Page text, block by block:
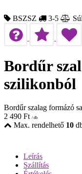
BSZSZ 3-5
Bordűr
szilikonból
Bordűr szalag formázó
2 490 Ft / db
Max. rendelhető 10
Leírás
Szállítás